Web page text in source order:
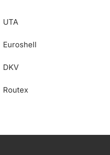
UTA
Euroshell
DKV
Routex